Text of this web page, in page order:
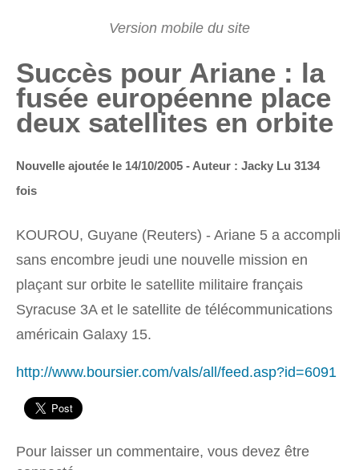
Succès pour Ariane : la
fusée européenne place
deux satellites en orbite
Nouvelle ajoutée le 14/10/2005 - Auteur : Jacky Lu 3134
fois
KOUROU, Guyane (Reuters) - Ariane 5 a accompli
sans encombre jeudi une nouvelle mission en
plaçant sur orbite le satellite militaire français
Syracuse 3A et le satellite de télécommunications
américain Galaxy 15.
http://www.boursier.com/vals/all/feed.asp?id=6091
Pour laisser un commentaire, vous devez être